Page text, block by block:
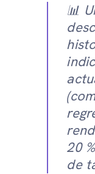
📊
20
de